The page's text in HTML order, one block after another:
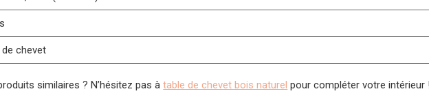
chevet
similaires ? N’hésitez pas àtable de chevet bois naturel pour compléter votre intérieur